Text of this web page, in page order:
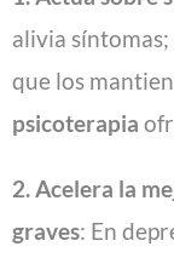
alivia
que los
psicoterapia
2. Acelera la
graves: En